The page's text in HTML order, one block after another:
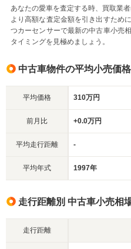
あなたの愛車を査定する時、買取業
より高額な査定金額を引き出すため
つカーセンサーで最新の中古車小売
タイミングを見極めましょう。
中古車物件の平均小売価
平均価格 310万円
前月比 +0.0万円
平均走行距離 -
平均年式 1997年
走行距離別 中古車小売相
走行距離